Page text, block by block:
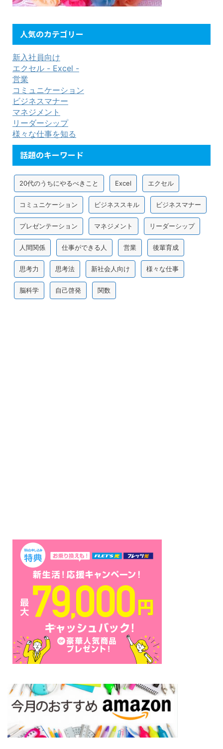
人気のカテゴリー
新入社員向け
エクセル - Excel -
営業
コミュニケーション
ビジネスマナー
マネジメント
リーダーシップ
様々な仕事を知る
話題のキーワード
20代のうちにやるべきこと Excel エクセル
コミュニケーション ビジネススキル ビジネスマナー
プレゼンテーション マネジメント リーダーシップ
人間関係 仕事ができる人 営業 後輩育成
思考力 思考法 新社会人向け 様々な仕事
脳科学 自己啓発 関数